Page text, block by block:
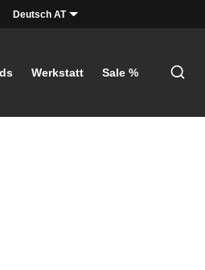
Deutsch AT
Werkstatt Sale %